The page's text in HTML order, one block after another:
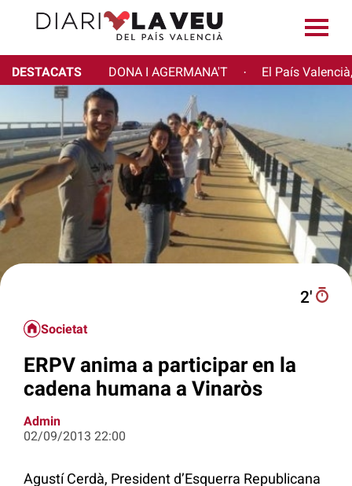
DESTACATS DONA I AGERMANA'T · El País
2′
Societat
ERPV anima a participar en la
cadena humana a Vinaròs
Admin
02/09/2013 22:00
Agustí Cerdà, President d’Esquerra Republicana